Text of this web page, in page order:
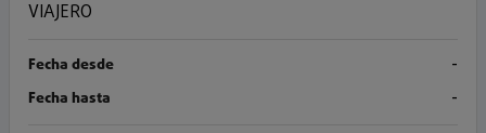
VIAJERO
Fecha desde -
Fecha hasta -